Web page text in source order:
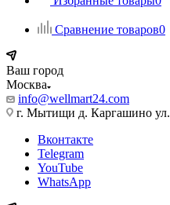
Сравнение товаров0
Ваш город
Москва
info@wellmart24.com
г. Мытищи д. Каргашино ул.
Вконтакте
Telegram
YouTube
WhatsApp